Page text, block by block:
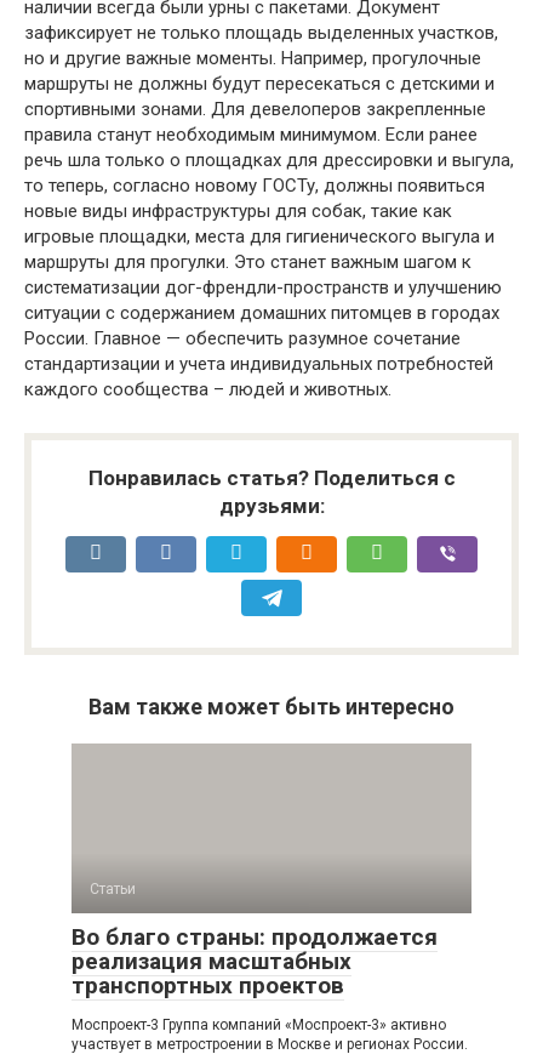
наличии всегда были урны с пакетами. Документ
зафиксирует не только площадь выделенных участков,
но и другие важные моменты. Например, прогулочные
маршруты не должны будут пересекаться с детскими и
спортивными зонами. Для девелоперов закрепленные
правила станут необходимым минимумом. Если ранее
речь шла только о площадках для дрессировки и выгула,
то теперь, согласно новому ГОСТу, должны появиться
новые виды инфраструктуры для собак, такие как
игровые площадки, места для гигиенического выгула и
маршруты для прогулки. Это станет важным шагом к
систематизации дог-френдли-пространств и улучшению
ситуации с содержанием домашних питомцев в городах
России. Главное — обеспечить разумное сочетание
стандартизации и учета индивидуальных потребностей
каждого сообщества – людей и животных.
Понравилась статья? Поделиться с
друзьями:
Вам также может быть интересно
Статьи
Во благо страны: продолжается
реализация масштабных
транспортных проектов
Моспроект-3 Группа компаний «Моспроект-3» активно
участвует в метростроении в Москве и регионах России.